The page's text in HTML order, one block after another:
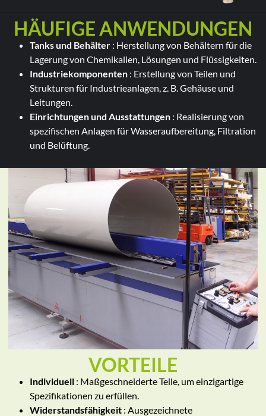
HÄUFIGE ANWENDUNGEN
Tanks und Behälter : Herstellung von Behältern für die
Lagerung von Chemikalien, Lösungen und Flüssigkeiten.
Industriekomponenten : Erstellung von Teilen und
Strukturen für Industrieanlagen, z. B. Gehäuse und
Leitungen.
Einrichtungen und Ausstattungen : Realisierung von
spezifischen Anlagen für Wasseraufbereitung, Filtration
und Belüftung.
VORTEILE
Individuell : Maßgeschneiderte Teile, um einzigartige
Spezifikationen zu erfüllen.
Widerstandsfähigkeit : Ausgezeichnete